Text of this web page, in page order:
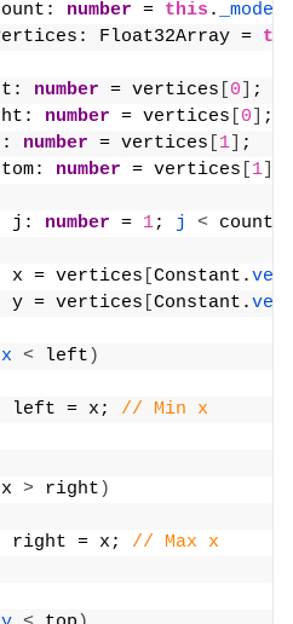
number = this . _model
Float32Array =
number = vertices 0
;
number = vertices 0
;
number = vertices 1
;
number = vertices 1
j: number = 1; j < count;
x = vertices Constant.
y = vertices Constant.
x < left )
left = x;
// Min x
x > right )
right = x;
// Max x